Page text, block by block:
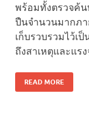
พร้อมทั้งตรวจค้น
ปืนจำนวนมากภา
เก็บรวบรวมไว้เ
ถึงสาเหตุและแร
READ MORE